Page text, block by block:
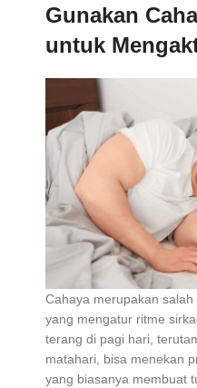
Gunakan
untuk
Cahaya merupakan
yang mengatur ritme
terang di pagi hari,
matahari, bisa menekan
yang biasanya membuat